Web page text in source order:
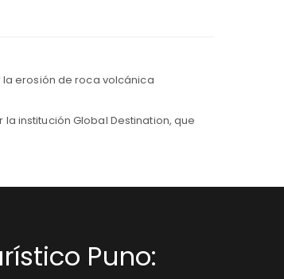
erosión de roca volcánica
institución Global Destination, que
Puno: